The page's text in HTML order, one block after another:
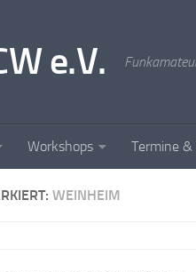
e.V.
Workshops Termine
WEINHEIM